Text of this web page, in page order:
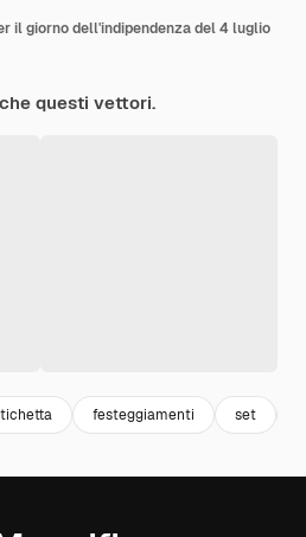
il giorno dell'indipendenza del 4 luglio
questi vettori.
festeggiamenti set